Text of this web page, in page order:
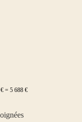
= 5 688 €